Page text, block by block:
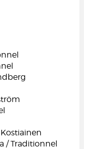
/ Traditionnel